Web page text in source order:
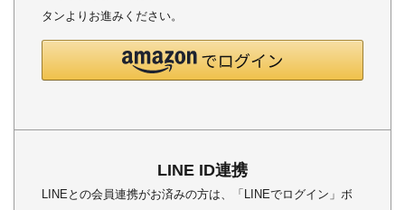
タンよりお進みください。
LINE ID連携
LINEとの会員連携がお済みの方は、「LINEでログイン」ボ